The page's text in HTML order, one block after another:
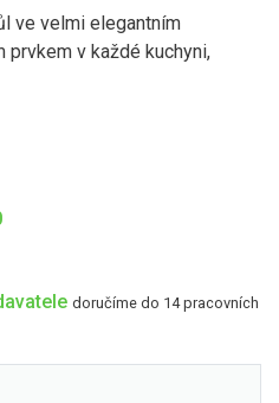
ve velmi elegantním
prvkem v každé kuchyni,
doručíme do 14 pracovních